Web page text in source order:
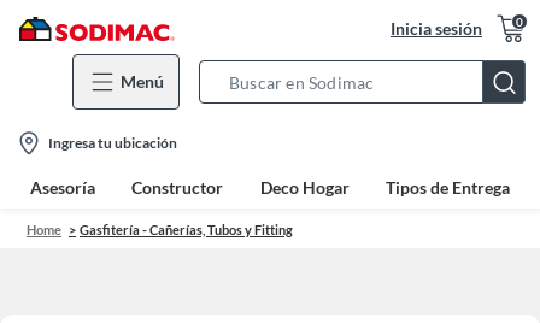
Inicia sesión 0
Menú
Bar
location-
icon
Ingresa tu ubicación
Asesoría Constructor Deco Hogar Tipos de Entrega
Home Gasfitería - Cañerías, Tubos y Fitting